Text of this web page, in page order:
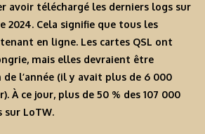
avoir téléchargé les derniers logs sur
2024. Cela signifie que tous les
en ligne. Les cartes QSL ont
mais elles devraient être
de l’année (il y avait plus de 6 000
À ce jour, plus de 50 % des 107 000
sur LoTW.